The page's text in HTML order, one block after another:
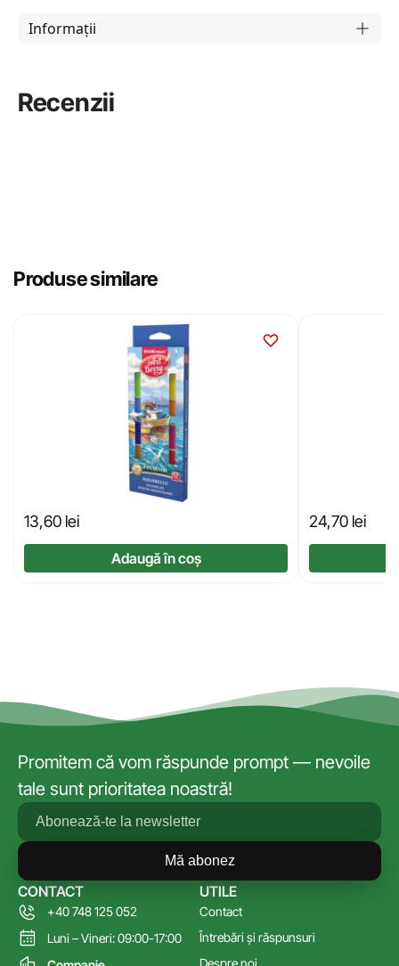
Informații
Recenzii
Produse similare
13,60 lei
Adaugă în coș
24,70 lei
Promitem că vom răspunde prompt — nevoile
tale sunt prioritatea noastră!
Mă abonez
UTILE
Contact
Întrebări și răspunsuri
CONTACT
+40 748 125 052
Luni – Vineri: 09:00-17:00